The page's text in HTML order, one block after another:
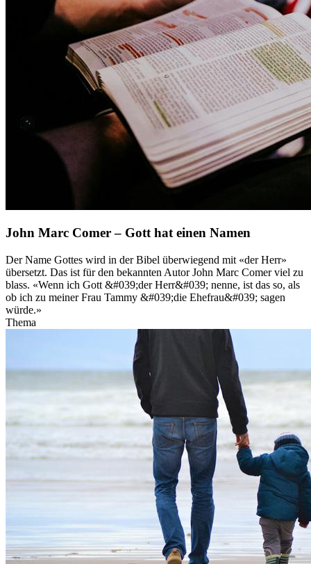
John Marc Comer – Gott hat einen Namen
Der Name Gottes wird in der Bibel überwiegend mit «der Herr»
übersetzt. Das ist für den bekannten Autor John Marc Comer viel zu
blass. «Wenn ich Gott &#039;der Herr&#039; nenne, ist das so, als
ob ich zu meiner Frau Tammy &#039;die Ehefrau&#039; sagen
würde.»
Thema